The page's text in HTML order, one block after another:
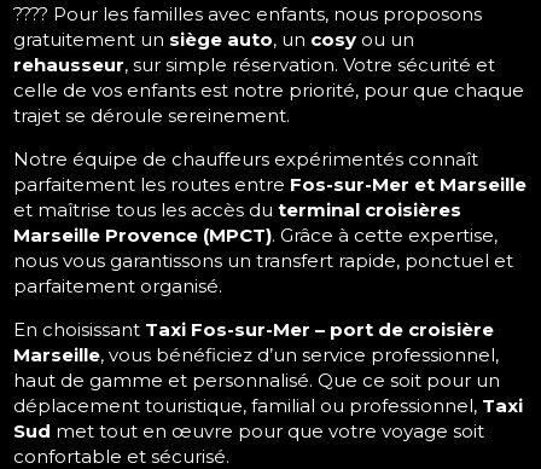
???? Pour les familles avec enfants, nous proposons
gratuitement un siège auto, un cosy ou un
rehausseur, sur simple réservation. Votre sécurité et
celle de vos enfants est notre priorité, pour que chaque
trajet se déroule sereinement.
Notre équipe de chauffeurs expérimentés connaît
parfaitement les routes entre Fos-sur-Mer et Marseille
et maîtrise tous les accès duterminal croisières
Marseille Provence (MPCT). Grâce à cette expertise,
nous vous garantissons un transfert rapide, ponctuel et
parfaitement organisé.
En choisissant Taxi Fos-sur-Mer – port de croisière
Marseille, vous bénéficiez d’un service professionnel,
haut de gamme et personnalisé. Que ce soit pour un
déplacement touristique, familial ou professionnel, Taxi
Sud met tout en œuvre pour que votre voyage soit
confortable et sécurisé.